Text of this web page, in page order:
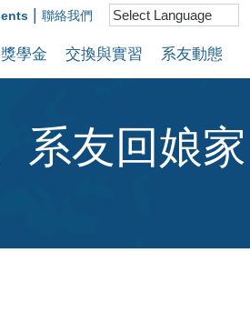
聯絡我們
獎學金 交換與實習 系友動態
系友回娘家